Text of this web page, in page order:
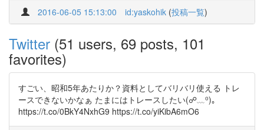
2016-06-05 15:13:00 id:yaskohik (投稿一覧)
Twitter (51 users, 69 posts, 101
favorites)
すごい、昭和5年あたりか？資料としてバリバリ使える トレ
ースできないかなぁ たまにはトレースしたい(☍﹏⁰)｡
https://t.co/0BkY4NxhG9 https://t.co/yiKibA6mO6